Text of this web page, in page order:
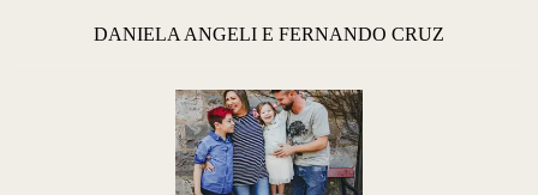
DANIELA ANGELI E FERNANDO CRUZ